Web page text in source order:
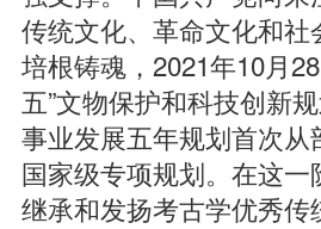
传统文化、革命文化和社
培根铸魂，2021年10月
五”文物保护和科技创新
事业发展五年规划首次从
国家级专项规划。在这
继承和发扬考古学优秀传